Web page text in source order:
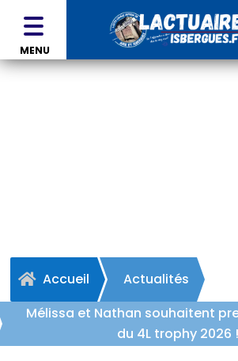
MENU
 Accueil
Actualités
Mélissa et Nathan souhaitent
du 4L trophy 2026 !